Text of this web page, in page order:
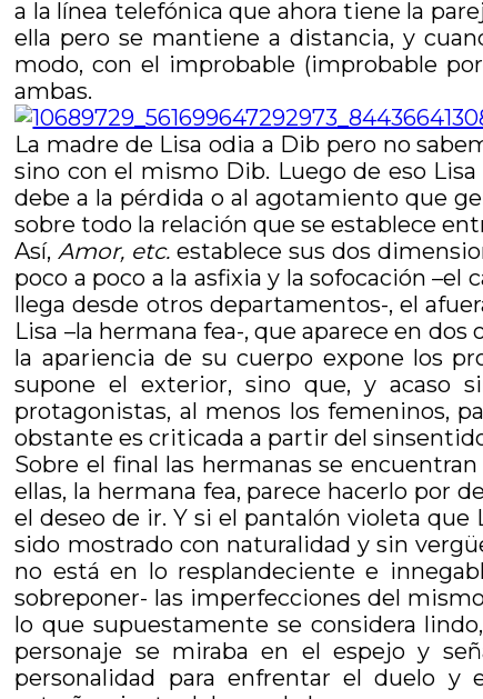
a la línea telefónica que ahora tiene la
ella pero se mantiene a distancia, y
modo, con el improbable (improbable
ambas.
La madre de Lisa odia a Dib pero no
sino con el mismo Dib. Luego de eso
debe a la pérdida o al agotamiento que
sobre todo la relación que se establece
Así,Amor, etc. establece sus dos
poco a poco a la asfixia y la sofocación
llega desde otros departamentos-, el
Lisa –la hermana fea-, que aparece en
la apariencia de su cuerpo expone los
supone el exterior, sino que, y acaso
protagonistas, al menos los femeninos,
obstante es criticada a partir del
Sobre el final las hermanas se
ellas, la hermana fea, parece hacerlo por
el deseo de ir. Y si el pantalón violeta
sido mostrado con naturalidad y sin
no está en lo resplandeciente e
sobreponer- las imperfecciones del
lo que supuestamente se considera
personaje se miraba en el espejo y
personalidad para enfrentar el duelo